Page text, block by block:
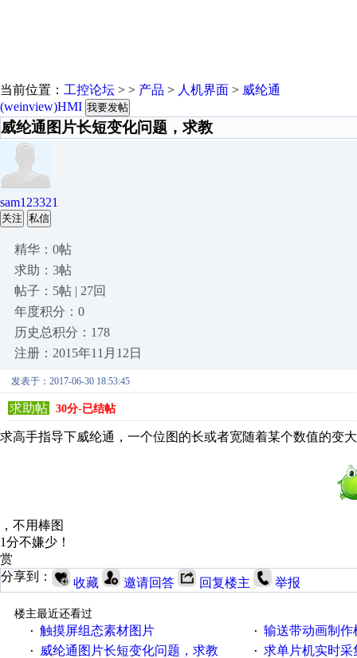
当前位置： 工控论坛 > > 产品 > 人机界面 > 威纶通
(weinview)HMI 我要发帖
威纶通图片长短变化问题，求教
sam123321
关注 私信
精华：0帖
求助：3帖
帖子：5帖 | 27回
年度积分：0
历史总积分：178
注册：2015年11月12日
发表于：2017-06-30 18:53:45
求助帖 30分-已结帖
求高手指导下威纶通，一个位图的长或者宽随着某个数值的变
，不用棒图
1分不嫌少！
赏
分享到：
收藏 邀请回答 回复楼主 举报
楼主最近还看过
· 触摸屏组态素材图片 · 输送带动画制作
· 威纶通图片长短变化问题，求教 · 求单片机实时采集多路